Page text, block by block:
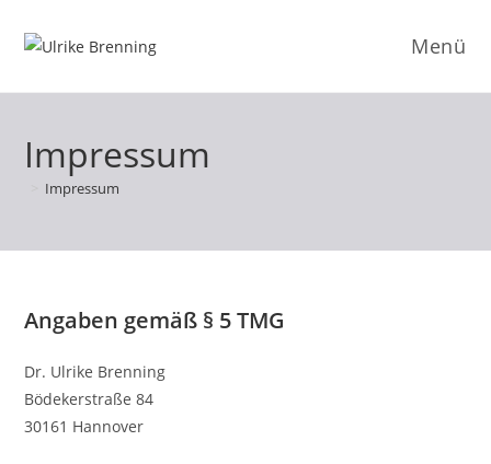
Inhalt
Menü
Impressum
Impressum
Angaben gemäß § 5 TMG
Dr. Ulrike Brenning
Bödekerstraße 84
30161 Hannover